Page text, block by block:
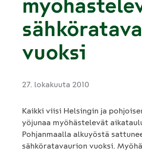
vuoksi
27. lokakuuta 2010
Kaikki viisi Helsingin ja
yöjunaa myöhästelevät
Pohjanmaalla alkuyöstä
sähköratavaurion vuoksi.